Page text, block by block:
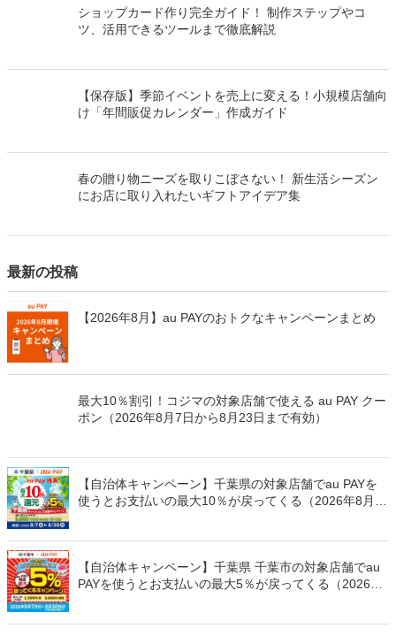
ショップカード作り完全ガイド！ 制作ステップやコ
ツ、活用できるツールまで徹底解説
【保存版】季節イベントを売上に変える！小規模店舗向
け「年間販促カレンダー」作成ガイド
春の贈り物ニーズを取りこぼさない！ 新生活シーズン
にお店に取り入れたいギフトアイデア集
最新の投稿
【2026年8月】au PAYのおトクなキャンペーンまとめ
最大10％割引！コジマの対象店舗で使える au PAY クー
ポン（2026年8月7日から8月23日まで有効）
【自治体キャンペーン】千葉県の対象店舗でau PAYを
使うとお支払いの最大10％が戻ってくる（2026年8月7
【自治体キャンペーン】千葉県 千葉市の対象店舗でau
PAYを使うとお支払いの最大5％が戻ってくる（2026年